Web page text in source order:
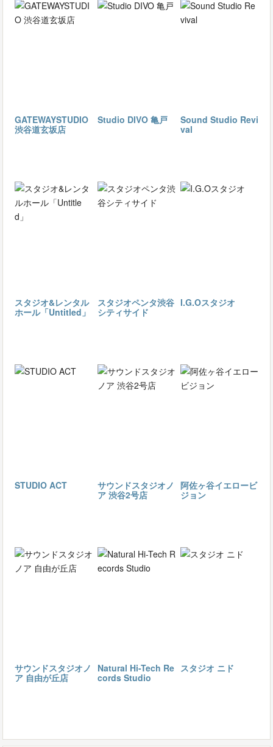
GATEWAYSTUDIO
渋谷道玄坂店
Studio DIVO 亀戸
Sound Studio Revi
val
スタジオ&レンタル
ホール「Untitled」
スタジオペンタ渋谷
シティサイド
I.G.Oスタジオ
STUDIO ACT
サウンドスタジオノ
ア 渋谷2号店
阿佐ヶ谷イエロービ
ジョン
サウンドスタジオノ
ア 自由が丘店
Natural Hi-Tech Re
cords Studio
スタジオ ニド